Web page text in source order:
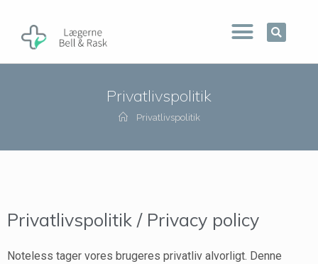
Privatlivspolitik
Privatlivspolitik
Privatlivspolitik / Privacy policy
Noteless tager vores brugeres privatliv alvorligt. Denne